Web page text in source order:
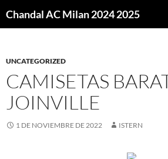
Chandal AC Milan 2024 2025
UNCATEGORIZED
CAMISETAS
JOINVILLE
1 DE NOVIEMBRE DE 2022 ISTERN